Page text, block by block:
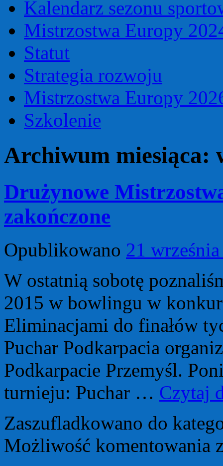
Kalendarz sezonu
Mistrzostwa Europy
Statut
Strategia rozwoju
Mistrzostwa Europy
Szkolenie
Archiwum miesiąca:
Drużynowe
zakończone
Opublikowano 21
W ostatnią sobotę
2015 w bowlingu w
Eliminacjami do finałów
Puchar Podkarpacia
Podkarpacie Przemyśl.
turnieju: Puchar … Czytaj
Zaszufladkowano do
Możliwość komentowania